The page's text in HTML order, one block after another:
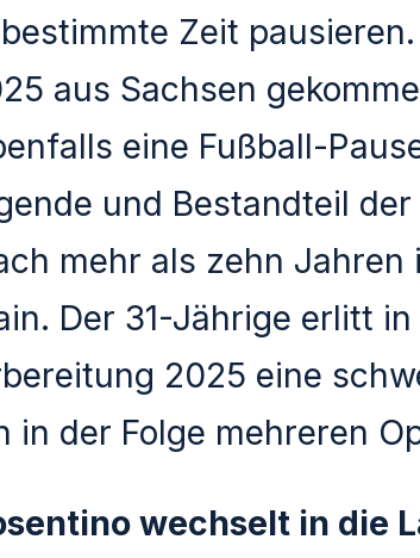
Zeit
aus Sachsen
eine Fußball-
und Bestandteil
mehr als zehn Jahren
Der 31-Jährige erlitt in
2025 eine
in der Folge mehreren
wechselt in die